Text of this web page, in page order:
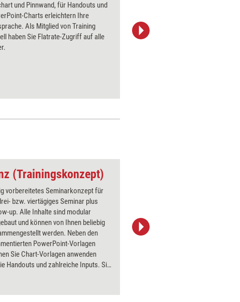
und Pinnwand, für Handouts und
Charts erleichtern Ihre
Als Mitglied von Training
haben Sie Flatrate-Zugriff auf alle
(Trainingskonzept)
vorbereitetes Seminarkonzept für
bzw. viertägiges Seminar plus
up. Alle Inhalte sind modular
und können von Ihnen beliebig
werden. Neben den
PowerPoint-Vorlagen
Sie Chart-Vorlagen anwenden
Handouts und zahlreiche Inputs. Sie
auf äußerst ansprechend designte
iStock/Nuthawut Somsuk